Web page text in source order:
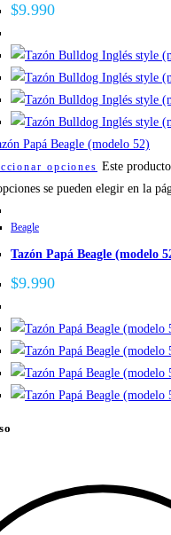
$9.990
opciones Este
se pueden elegir en la
Beagle
Tazón Papá Beagle (modelo
$9.990